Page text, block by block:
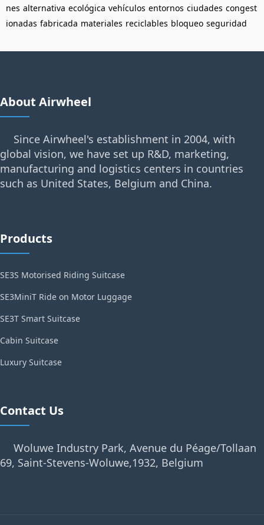
nes alternativa ecológica vehículos entornos ciudades congest
ionadas fabricada materiales reciclables bloqueo seguridad
About Airwheel
Since Airwheel's establishment in 2004, with
global vision, we have set up R&D, marketing,
manufacturing and logistics centers in countries
such as United States, Belgium and China.
Products
SE3S Motorised Riding Suitcase
SE3MiniT Ride on Motor Luggage
SE3T Smart Suitcase
Cabin Suitcase
Luxury Suitcase
Contact Us
Woluwe Industry Park, Avenue du Péage/Tollaan
69, Saint-Stevens-Woluwe,1932, Belgium